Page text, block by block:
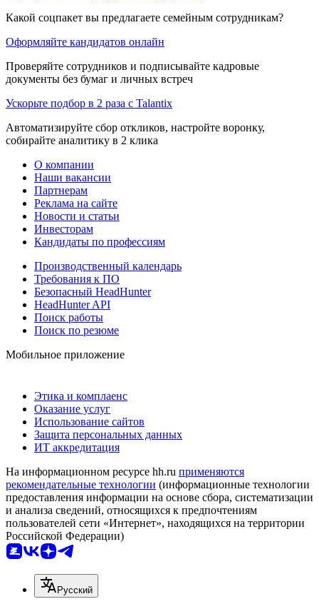
Какой соцпакет вы предлагаете семейным сотрудникам?
Оформляйте кандидатов онлайн
Проверяйте сотрудников и подписывайте кадровые
документы без бумаг и личных встреч
Ускорьте подбор в 2 раза с Talantix
Автоматизируйте сбор откликов, настройте воронку,
собирайте аналитику в 2 клика
О компании
Наши вакансии
Партнерам
Реклама на сайте
Новости и статьи
Инвесторам
Кандидаты по профессиям
Производственный календарь
Требования к ПО
Безопасный HeadHunter
HeadHunter API
Поиск работы
Поиск по резюме
Мобильное приложение
Этика и комплаенс
Оказание услуг
Использование сайтов
Защита персональных данных
ИТ аккредитация
На информационном ресурсе hh.ru применяются
рекомендательные технологии (информационные технологии
предоставления информации на основе сбора, систематизации
и анализа сведений, относящихся к предпочтениям
пользователей сети «Интернет», находящихся на территории
Российской Федерации)
Русский